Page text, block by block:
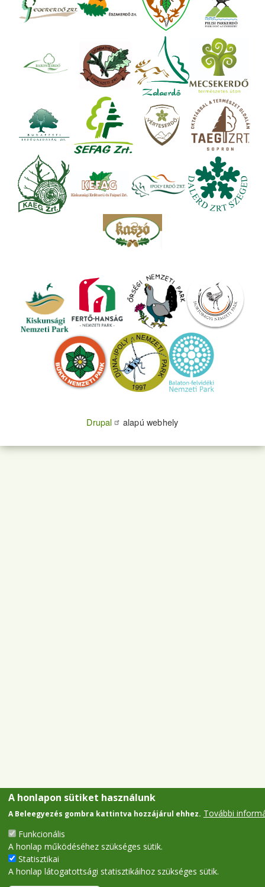
Drupal alapú webhely
A honlapon sütiket használunk
A Beleegyezés gombra kattintva hozzájárul ehhez. További
Funkcionális
A honlap működéséhez szükséges sütik.
Statisztikai
A honlap látogatottsági statisztikáihoz szükséges sütik.